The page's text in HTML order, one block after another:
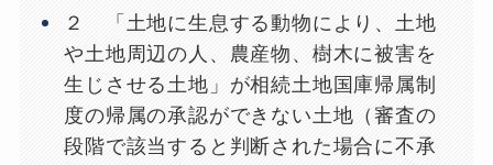
２ 「土地に生息する動物により、土地
や土地周辺の人、農産物、樹木に被害を
生じさせる土地」が相続土地国庫帰属制
度の帰属の承認ができない土地（審査の
段階で該当すると判断された場合に不承